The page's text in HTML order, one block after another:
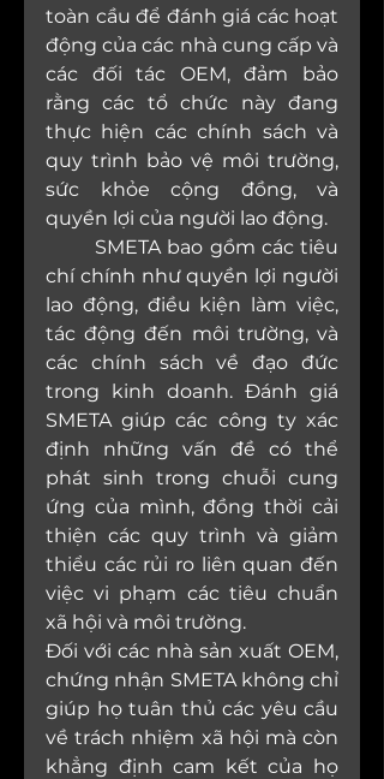
toàn cầu để đánh giá các hoạt
động của các nhà cung cấp và
các đối tác OEM, đảm bảo
rằng các tổ chức này đang
thực hiện các chính sách và
quy trình bảo vệ môi trường,
sức khỏe cộng đồng, và
quyền lợi của người lao động.
chí chính như quyền lợi người
lao động, điều kiện làm việc,
tác động đến môi trường, và
các chính sách về đạo đức
trong kinh doanh. Đánh giá
SMETA giúp các công ty xác
định những vấn đề có thể
phát sinh trong chuỗi cung
ứng của mình, đồng thời cải
thiện các quy trình và giảm
thiểu các rủi ro liên quan đến
việc vi phạm các tiêu chuẩn
xã hội và môi trường.
Đối với các nhà sản xuất OEM,
chứng nhận SMETA không chỉ
giúp họ tuân thủ các yêu cầu
về trách nhiệm xã hội mà còn
khẳng định cam kết của họ